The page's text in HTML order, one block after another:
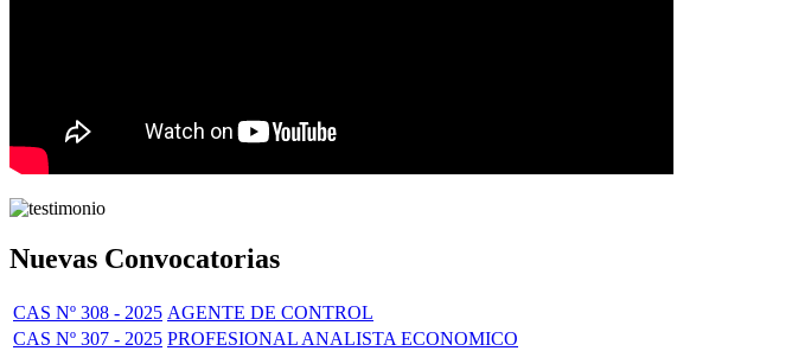
Nuevas Convocatorias
CAS Nº 308 - 2025 AGENTE DE CONTROL
CAS Nº 307 - 2025 PROFESIONAL ANALISTA ECONOMICO